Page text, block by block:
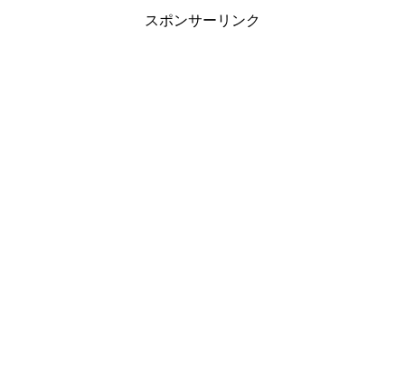
スポンサーリンク